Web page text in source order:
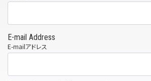
E-mail Address
E-mailアドレス